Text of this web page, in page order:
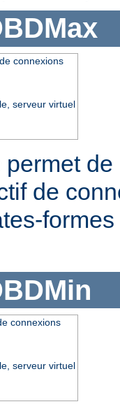
connexions
serveur virtuel
de
connexions
serveur virtuel